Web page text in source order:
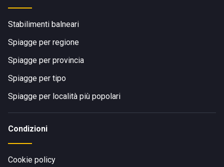
Stabilimenti balneari
Spiagge per regione
Spiagge per provincia
Spiagge per tipo
Spiagge per località più popolari
Condizioni
Cookie policy